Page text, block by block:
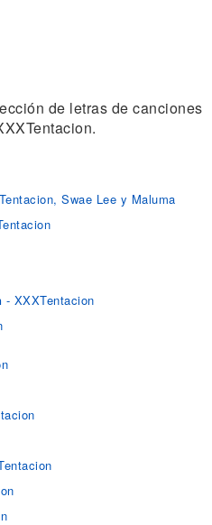
de letras de canciones
Swae Lee y Maluma
- XXXTentacion